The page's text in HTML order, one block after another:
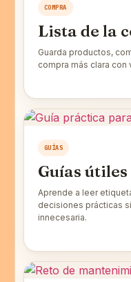
COMPRA
Lista de la
Guarda productos,
compra más clara
GUÍAS
Guías útiles
Aprende a leer
decisiones prácticas
innecesaria.